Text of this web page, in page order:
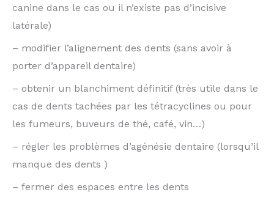
canine dans le cas ou il n’existe pas d’incisive
latérale)
– modifier l’alignement des dents (sans avoir à
porter d’appareil dentaire)
– obtenir un blanchiment définitif (très utile dans le
cas de dents tachées par les tétracyclines ou pour
les fumeurs, buveurs de thé, café, vin…)
– régler les problèmes d’agénésie dentaire (lorsqu’il
manque des dents )
– fermer des espaces entre les dents